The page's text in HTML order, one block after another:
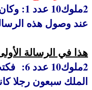
عند وصول هذه
هذا في الرسالة
الملك سبعون رجلا